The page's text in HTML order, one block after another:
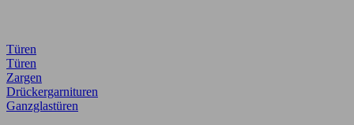
Türen
Türen
Zargen
Drückergarnituren
Ganzglastüren